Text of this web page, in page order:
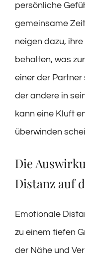
persönliche
gemeinsame
neigen dazu,
behalten, was
einer der
der andere in
kann eine Kluft
überwinden
Die
Distanz auf
Emotionale
zu einem tiefen
der Nähe und